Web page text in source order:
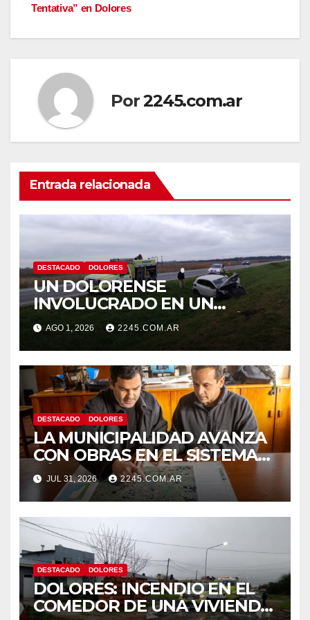
entradas
Tentativa” en Dolores
Por2245.com.ar
Entrada relacionada
DESTACADO DOLORES
UN DOLORENSE
INVOLUCRADO EN UN
SINIESTRO QUE TERMINÓ
CON DESPISTE Y VUELCO
AGO 1, 2026 2245.COM.AR
DESTACADO DOLORES
LA MUNICIPALIDAD AVANZA
CON OBRAS EN EL SISTEMA
HÍDRICO DE DOLORES
JUL 31, 2026 2245.COM.AR
DESTACADO DOLORES
DOLORES: INCENDIO EN EL
COMEDOR DE UNA VIVIENDA